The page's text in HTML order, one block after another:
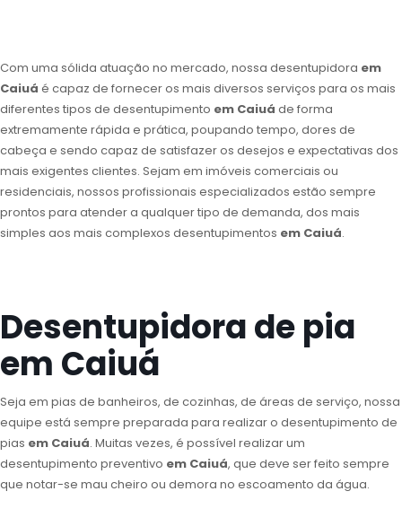
Com uma sólida atuação no mercado, nossa desentupidora em
Caiuá é capaz de fornecer os mais diversos serviços para os mais
diferentes tipos de desentupimento em Caiuá de forma
extremamente rápida e prática, poupando tempo, dores de
cabeça e sendo capaz de satisfazer os desejos e expectativas dos
mais exigentes clientes. Sejam em imóveis comerciais ou
residenciais, nossos profissionais especializados estão sempre
prontos para atender a qualquer tipo de demanda, dos mais
simples aos mais complexos desentupimentos em Caiuá.
Desentupidora de pia
em Caiuá
Seja em pias de banheiros, de cozinhas, de áreas de serviço, nossa
equipe está sempre preparada para realizar o desentupimento de
pias em Caiuá. Muitas vezes, é possível realizar um
desentupimento preventivo em Caiuá, que deve ser feito sempre
que notar-se mau cheiro ou demora no escoamento da água.